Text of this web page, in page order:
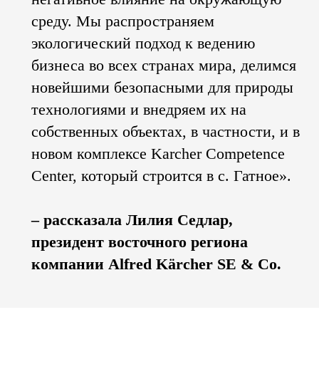
среду. Мы распространяем
экологический подход к ведению
бизнеса во всех странах мира, делимся
новейшими безопасными для природы
технологиями и внедряем их на
собственных объектах, в частности, и в
новом комплексе Karcher Competence
Center, который строится в с. Гатное».
– рассказала Лилия Седлар,
президент восточного региона
компании Alfred Kärcher SE & Co.